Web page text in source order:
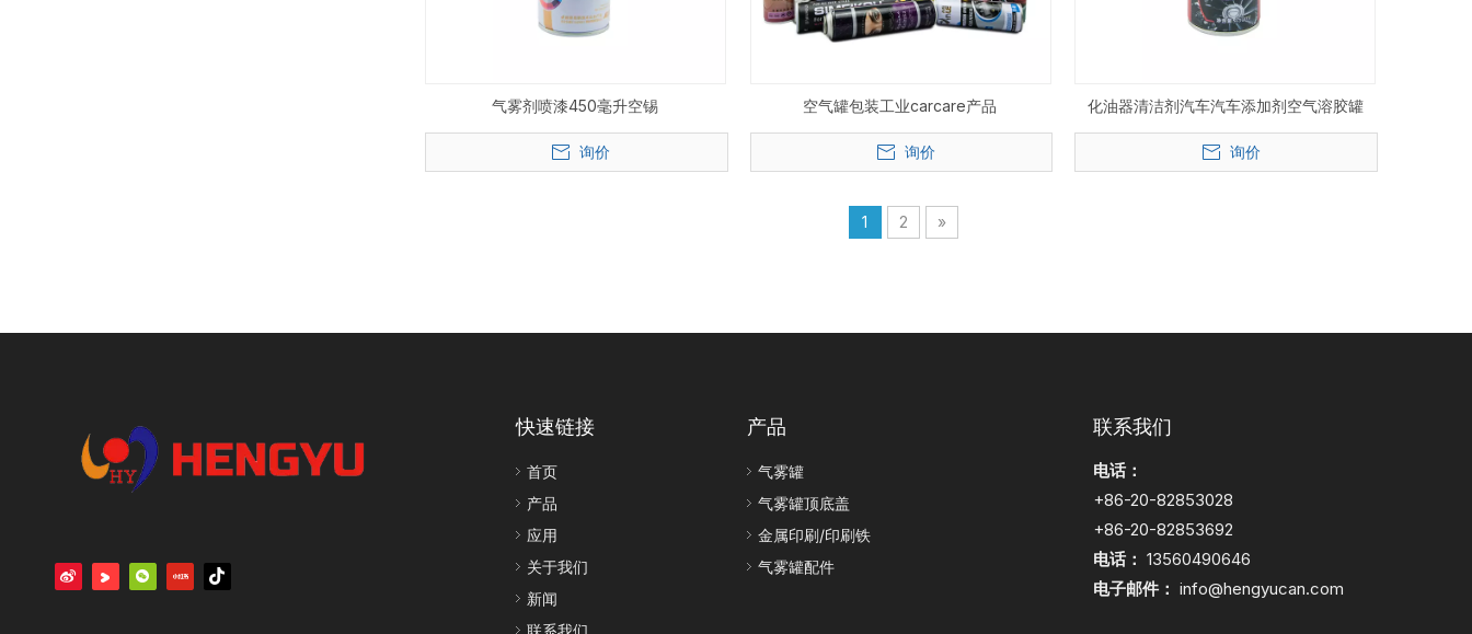
气雾剂喷漆450毫升空锡
询价
空气罐包装工业carcare产品
询价
化油器清洁剂汽车汽车添加剂空气溶胶罐
询价
1 2 »
快速链接
首页
产品
应用
关于我们
新闻
联系我们
产品
气雾罐
气雾罐顶底盖
金属印刷/印刷铁
气雾罐配件
联系我们
电话：
+86-20-82853028
+86-20-82853692
电话： 13560490646
电子邮件： info@hengyucan.com